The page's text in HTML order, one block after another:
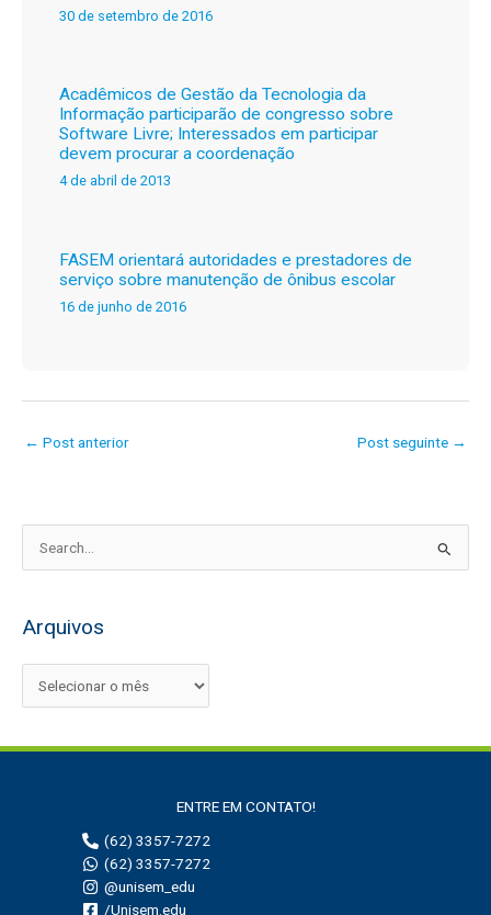
30 de setembro de 2016
Acadêmicos de Gestão da Tecnologia da
Informação participarão de congresso sobre
Software Livre; Interessados em participar
devem procurar a coordenação
4 de abril de 2013
FASEM orientará autoridades e prestadores de
serviço sobre manutenção de ônibus escolar
16 de junho de 2016
← Post anterior Post seguinte →
q
u
Arquivos
ENTRE EM CONTATO!
(62) 3357-7272
(62) 3357-7272
@unisem_edu
/Unisem.edu